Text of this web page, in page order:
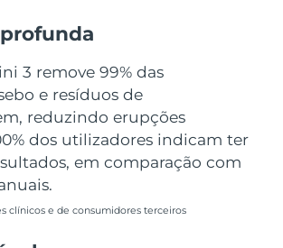
3 remove 99% das
e resíduos de
reduzindo erupções
dos utilizadores indicam ter
em comparação com
clínicos e de consumidores terceiros
Entrega prevista
Entrega prevista
Entrega prevista